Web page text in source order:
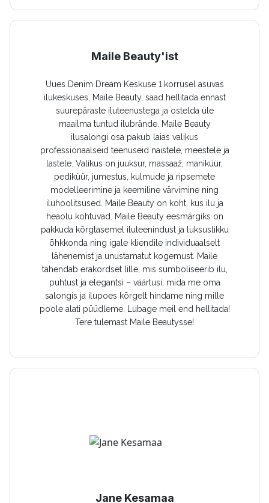
Maile Beauty'ist
Uues Denim Dream Keskuse 1.korrusel asuvas
ilukeskuses, Maile Beauty, saad hellitada ennast
suurepäraste iluteenustega ja ostelda üle
maailma tuntud ilubrände. Maile Beauty
ilusalongi osa pakub laias valikus
professionaalseid teenuseid naistele, meestele ja
lastele. Valikus on juuksur, massaaž, maniküür,
pediküür, jumestus, kulmude ja ripsemete
modelleerimine ja keemiline värvimine ning
iluhoolitsused. Maile Beauty on koht, kus ilu ja
heaolu kohtuvad. Maile Beauty eesmärgiks on
pakkuda kõrgtasemel iluteenindust ja luksuslikku
õhkkonda ning igale kliendile individuaalselt
lähenemist ja unustamatut kogemust. Maile
tähendab erakordset lille, mis sümboliseerib ilu,
puhtust ja elegantsi – väärtusi, mida me oma
salongis ja ilupoes kõrgelt hindame ning mille
poole alati püüdleme. Lubage meil end hellitada!
Tere tulemast Maile Beautysse!
Jane Kesamaa